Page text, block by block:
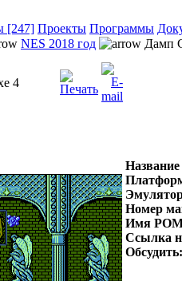
[247] Проекты Программы
NES 2018 год Дамп
4
Номер
Имя
Ссылка